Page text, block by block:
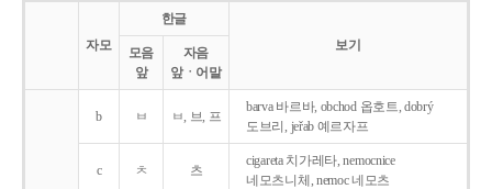
자모
한글
보기
모음
앞
자음
앞ㆍ어말
b ㅂ ㅂ, 브, 프
barva 바르바, obchod 옵호트, dobrý
도브리, jeřab 예르자프
c ㅊ 츠
cigareta 치가레타, nemocnice
네모츠니체, nemoc 네모츠